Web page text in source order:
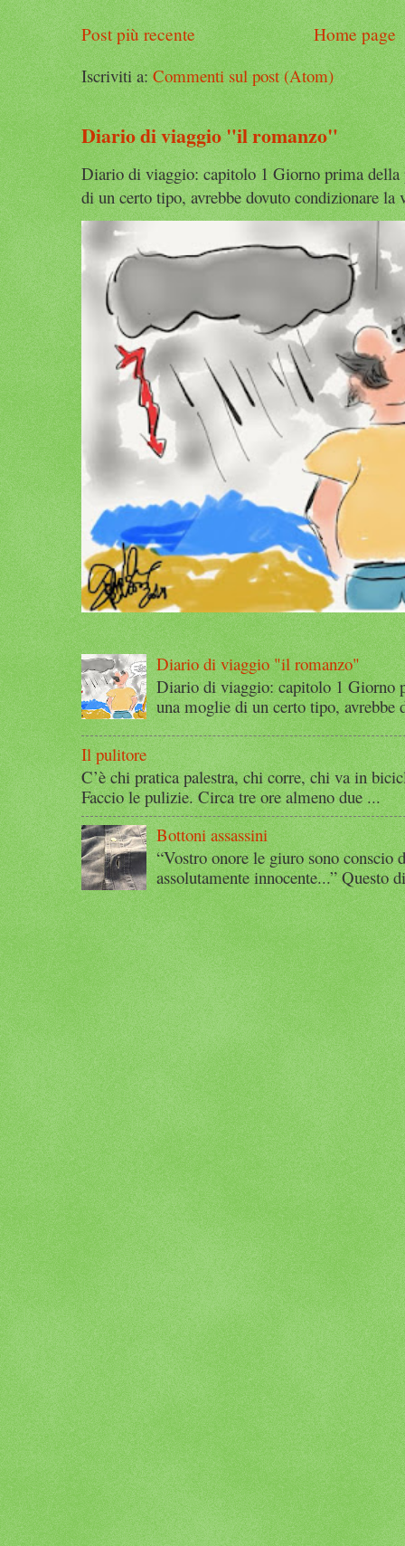
Post più recente
Home page
Iscriviti a:Commenti sul post (Atom)
Diario di viaggio "il romanzo"
Diario di viaggio: capitolo 1 Giorno prima della
di un certo tipo, avrebbe dovuto condizionare la
Diario di viaggio "il romanzo"
Diario di viaggio: capitolo 1 Giorno
una moglie di un certo tipo, avrebbe
Il pulitore
C’è chi pratica palestra, chi corre, chi va in
Faccio le pulizie. Circa tre ore almeno due ...
Bottoni assassini
“Vostro onore le giuro sono conscio
assolutamente innocente...” Questo